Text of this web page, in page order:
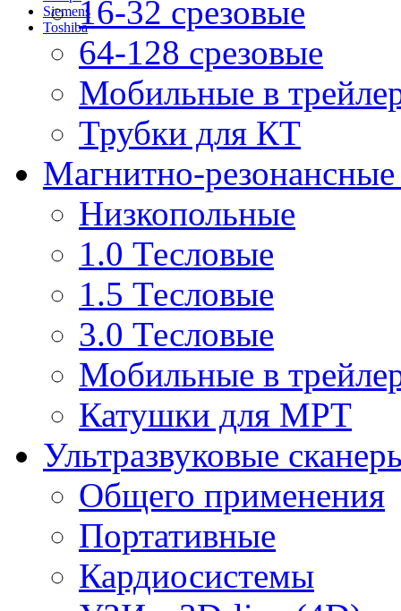
Siemens
Toshiba16-32 срезовые
64-128 срезовые
Мобильные в
Трубки для КТ
Магнитно-
Низкопольные
1.0 Тесловые
1.5 Тесловые
3.0 Тесловые
Мобильные в
Катушки для МРТ
Ультразвуковые
Общего применения
Портативные
Кардиосистемы